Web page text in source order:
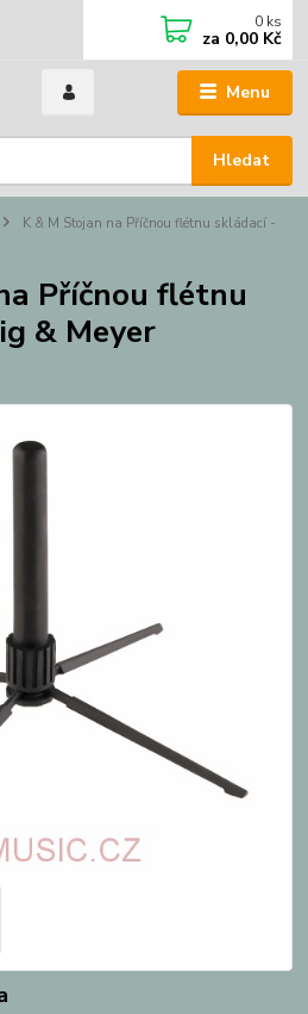
Menu
Hledat
0 ks
za 0,00 Kč
K & M Stojan na Příčnou flétnu skládací -
Příčnou flétnu
& Meyer